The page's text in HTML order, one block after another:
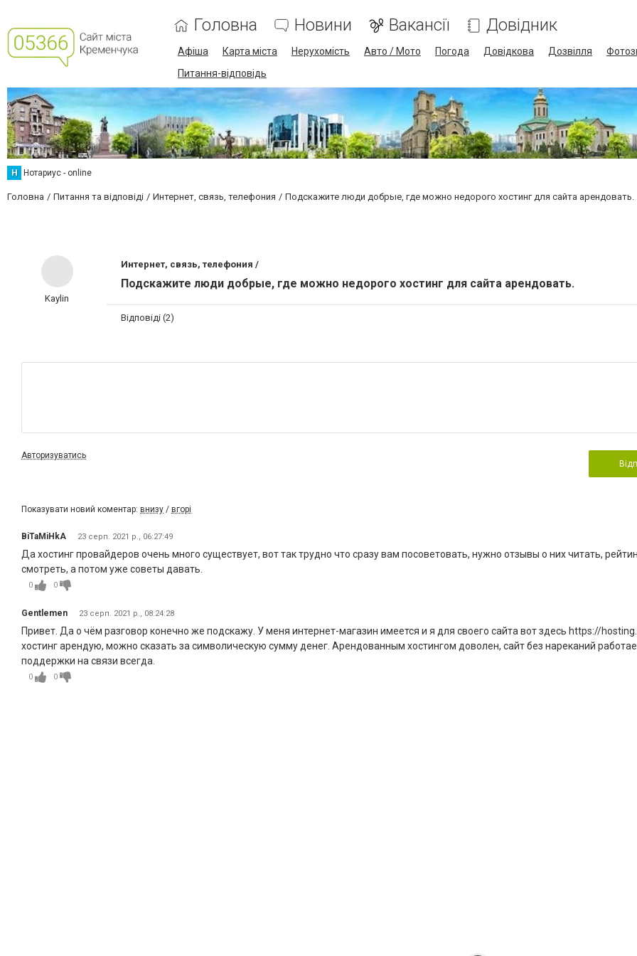
Головна Новини Вакансії Довідник
Афіша Карта міста Нерухомість Авто / Мото Погода Довідкова Дозвілля
Питання-відповідь
Н Нотариус - online
Головна Питання та відповіді Интернет, связь, телефония Подскажите люди добрые, где можно недорого хостинг для сайта арендовать.
Kaylin
Интернет, связь, телефония /
Подскажите люди добрые, где можно недорого хостинг для сайта арендовать.
Відповіді (2)
Авторизуватись
Показувати новий коментар: внизу / вгорі
BiTaMiHkA 23 серп. 2021 р., 06:27:49
Да хостинг провайдеров очень много существует, вот так трудно что сразу вам посоветовать, нужно отзывы о них читать,
смотреть, а потом уже советы давать.
0 0
Gentlemen 23 серп. 2021 р., 08:24:28
Привет. Да о чём разговор конечно же подскажу. У меня интернет-магазин имеется и я для своего сайта вот здесь https://
хостинг арендую, можно сказать за символическую сумму денег. Арендованным хостингом доволен, сайт без нареканий
поддержки на связи всегда.
0 0